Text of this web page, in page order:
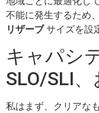
不能に発生するため
リザーブサイズを設
キャパシ
SLO/SLI
私はまず、クリアな